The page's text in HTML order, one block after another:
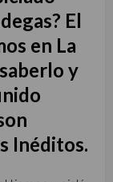
El
en La
y
Inéditos.